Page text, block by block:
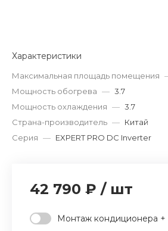
Характеристики
Максимальная площадь помещения
Мощность обогрева — 3.7
Мощность охлаждения — 3.7
Страна-производитель — Китай
Серия — EXPERT PRO DC Inverter
42 790 ₽ / шт
Монтаж кондиционера +